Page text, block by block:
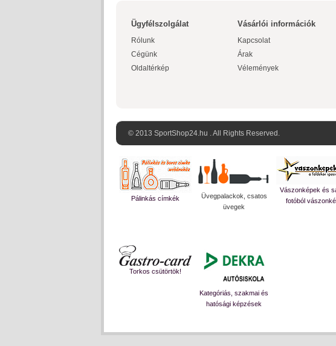
Ügyfélszolgálat
Rólunk
Cégünk
Oldaltérkép
Vásárlói információk
Kapcsolat
Árak
Vélemények
© 2013 SportShop24.hu . All Rights Reserved.
Pálinkás címkék
Üvegpalackok, csatos
üvegek
Vászonképek és
fotóból
Torkos csütörtök!
Kategóriás, szakmai és
hatósági képzések